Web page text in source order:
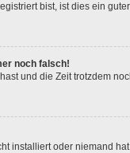
bist, ist dies ein
noch falsch!
und die Zeit trotzdem
installiert oder niemand